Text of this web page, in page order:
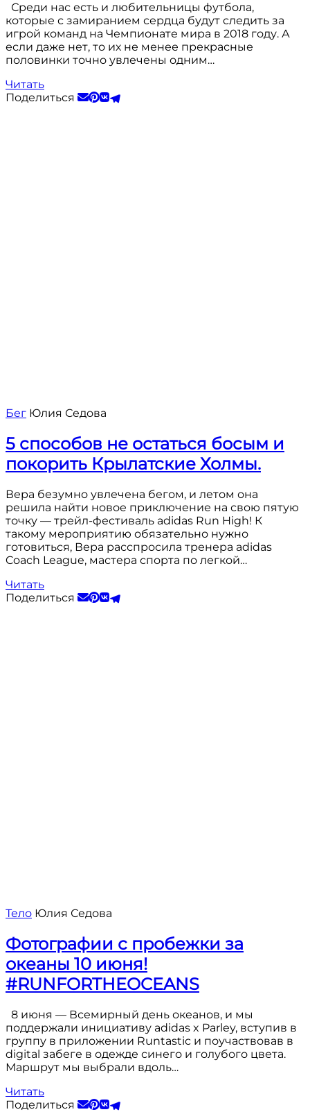
Среди нас есть и любительницы футбола,
которые с замиранием сердца будут следить за
игрой команд на Чемпионате мира в 2018 году. А
если даже нет, то их не менее прекрасные
половинки точно увлечены одним…
Читать
Поделиться
Бег Юлия Седова
5 способов не остаться босым и
покорить Крылатские Холмы.
Вера безумно увлечена бегом, и летом она
решила найти новое приключение на свою пятую
точку — трейл-фестиваль adidas Run High! К
такому мероприятию обязательно нужно
готовиться, Вера расспросила тренера adidas
Coach League, мастера спорта по легкой…
Читать
Поделиться
Тело Юлия Седова
Фотографии с пробежки за
океаны 10 июня!
#RUNFORTHEOCEANS
8 июня — Всемирный день океанов, и мы
поддержали инициативу adidas x Parley, вступив в
группу в приложении Runtastic и поучаствовав в
digital забеге в одежде синего и голубого цвета.
Маршрут мы выбрали вдоль…
Читать
Поделиться